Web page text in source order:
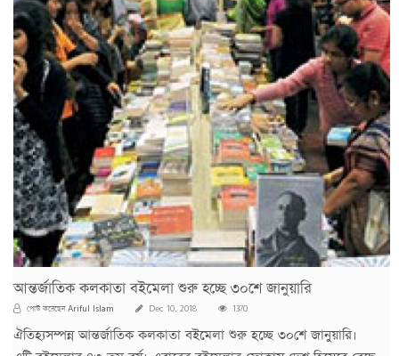
আন্তর্জাতিক কলকাতা বইমেলা শুরু হচ্ছে ৩০শে জানুয়ারি
পোস্ট করেছেনAriful Islam Dec 10, 2018 1370
ঐতিহ্যসম্পন্ন আন্তর্জাতিক কলকাতা বইমেলা শুরু হচ্ছে ৩০শে জানুয়ারি।